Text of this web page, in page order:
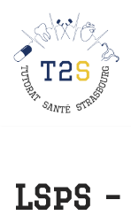
Aller
au
contenu
LSpS